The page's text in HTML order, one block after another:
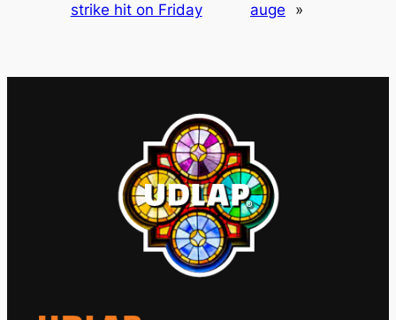
strike hit on Friday
auge
»